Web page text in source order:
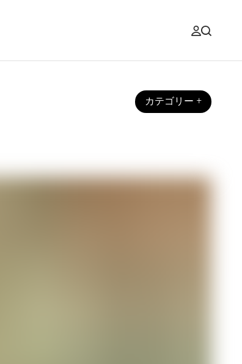
カテゴリー +